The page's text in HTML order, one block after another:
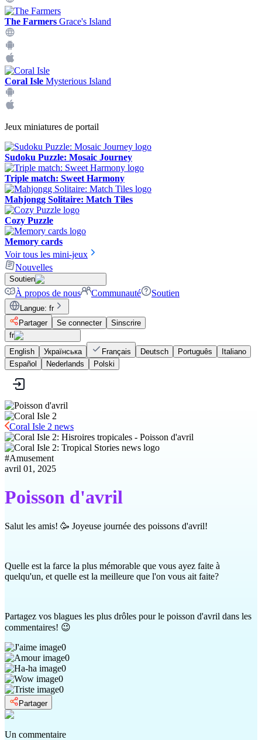
The Farmers Grace's Island
Coral Isle Mysterious Island
Jeux miniatures de portail
Sudoku Puzzle: Mosaic Journey
Triple match: Sweet Harmony
Mahjongg Solitaire: Match Tiles
Cozy Puzzle
Memory cards
Voir tous les mini-jeux
Nouvelles
Soutien
À propos de nous Communauté Soutien
Langue: fr
Partager
Se connecter
Sinscrire
fr
English
Українська Français Deutsch Português
Italiano
Español
Nederlands Polski
Coral Isle 2 news
#Amusement
avril 01, 2025
Poisson d'avril
Salut les amis! 🥳 Joyeuse journée des poissons d'avril!
Quelle est la farce la plus mémorable que vous ayez faite à
quelqu'un, et quelle est la meilleure que l'on vous ait faite?
Partagez vos blagues les plus drôles pour le poisson d'avril dans les
commentaires! 😉
0
0
0
0
0
Partager
Un commentaire